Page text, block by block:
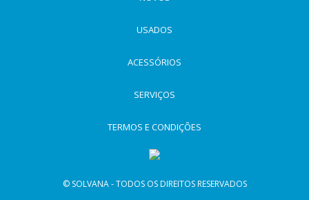
© SOLVANA - TODOS OS DIREITOS RESERVADOS
USADOS
ACESSÓRIOS
SERVIÇOS
TERMOS E CONDIÇÕES